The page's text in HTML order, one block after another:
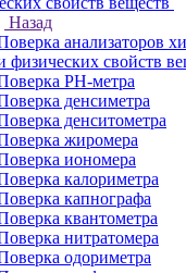
Назад
анализаторов
физических свойств
PH-метра
денсиметра
денситометра
жиромера
иономера
калориметра
капнографа
квантометра
нитратомера
одориметра